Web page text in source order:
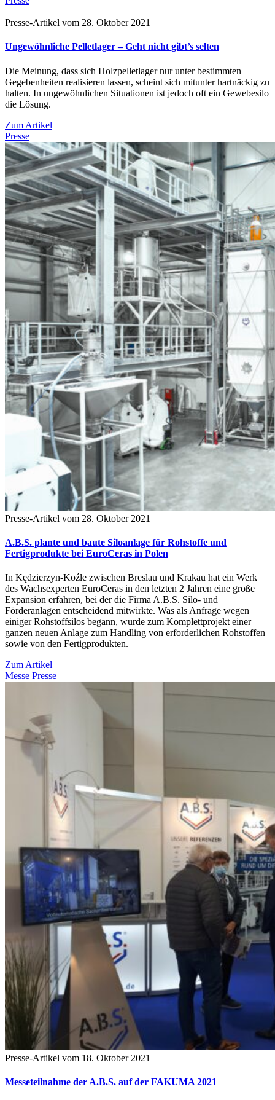
Presse-Artikel vom 28. Oktober 2021
Ungewöhnliche Pelletlager – Geht nicht gibt’s selten
Die Meinung, dass sich Holzpelletlager nur unter bestimmten
Gegebenheiten realisieren lassen, scheint sich mitunter hartnäckig zu
halten. In ungewöhnlichen Situationen ist jedoch oft ein Gewebesilo
die Lösung.
Zum Artikel
Presse
Presse-Artikel vom 28. Oktober 2021
A.B.S. plante und baute Siloanlage für Rohstoffe und
Fertigprodukte bei EuroCeras in Polen
In Kędzierzyn-Koźle zwischen Breslau und Krakau hat ein Werk
des Wachsexperten EuroCeras in den letzten 2 Jahren eine große
Expansion erfahren, bei der die Firma A.B.S. Silo- und
Förderanlagen entscheidend mitwirkte. Was als Anfrage wegen
einiger Rohstoffsilos begann, wurde zum Komplettprojekt einer
ganzen neuen Anlage zum Handling von erforderlichen Rohstoffen
sowie von den Fertigprodukten.
Zum Artikel
Messe Presse
Presse-Artikel vom 18. Oktober 2021
Messeteilnahme der A.B.S. auf der FAKUMA 2021